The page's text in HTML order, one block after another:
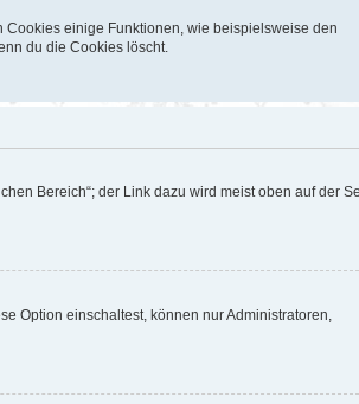
Cookies einige Funktionen, wie beispielsweise den
du die Cookies löscht.
Bereich“; der Link dazu wird meist oben auf der
Option einschaltest, können nur Administratoren,